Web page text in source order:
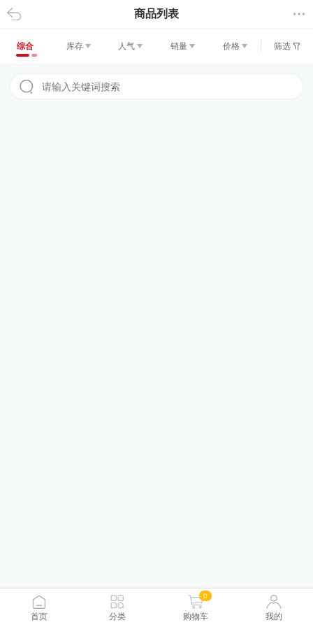
返回 商品列表
综合 库存 人气 销量 价格 筛选
首页 分类
0
购物车 我的